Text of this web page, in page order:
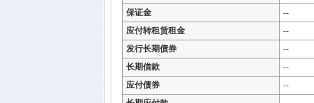
保证金
--
应付转租赁租金
--
发行长期债券
--
长期借款
--
应付债券
--